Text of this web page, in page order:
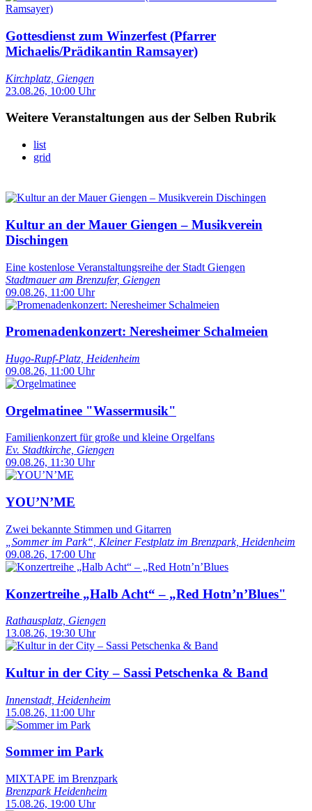
Gottesdienst zum Winzerfest (Pfarrer
Michaelis/Prädikantin Ramsayer)
Kirchplatz, Giengen
23.08.26, 10:00 Uhr
Weitere Veranstaltungen aus der Selben Rubrik
list
grid
Kultur an der Mauer Giengen – Musikverein
Dischingen
Eine kostenlose Veranstaltungsreihe der Stadt Giengen
Stadtmauer am Brenzufer, Giengen
09.08.26, 11:00 Uhr
Promenadenkonzert: Neresheimer Schalmeien
Hugo-Rupf-Platz, Heidenheim
09.08.26, 11:00 Uhr
Orgelmatinee "Wassermusik"
Familienkonzert für große und kleine Orgelfans
Ev. Stadtkirche, Giengen
09.08.26, 11:30 Uhr
YOU’N’ME
Zwei bekannte Stimmen und Gitarren
„Sommer im Park“, Kleiner Festplatz im Brenzpark, Heidenheim
09.08.26, 17:00 Uhr
Konzertreihe „Halb Acht“ – „Red Hotn’n’Blues"
Rathausplatz, Giengen
13.08.26, 19:30 Uhr
Kultur in der City – Sassi Petschenka & Band
Innenstadt, Heidenheim
15.08.26, 11:00 Uhr
Sommer im Park
MIXTAPE im Brenzpark
Brenzpark Heidenheim
15.08.26, 19:00 Uhr